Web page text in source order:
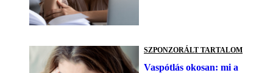
SZPONZORÁLT TARTALOM
Vaspótlás okosan: mi a